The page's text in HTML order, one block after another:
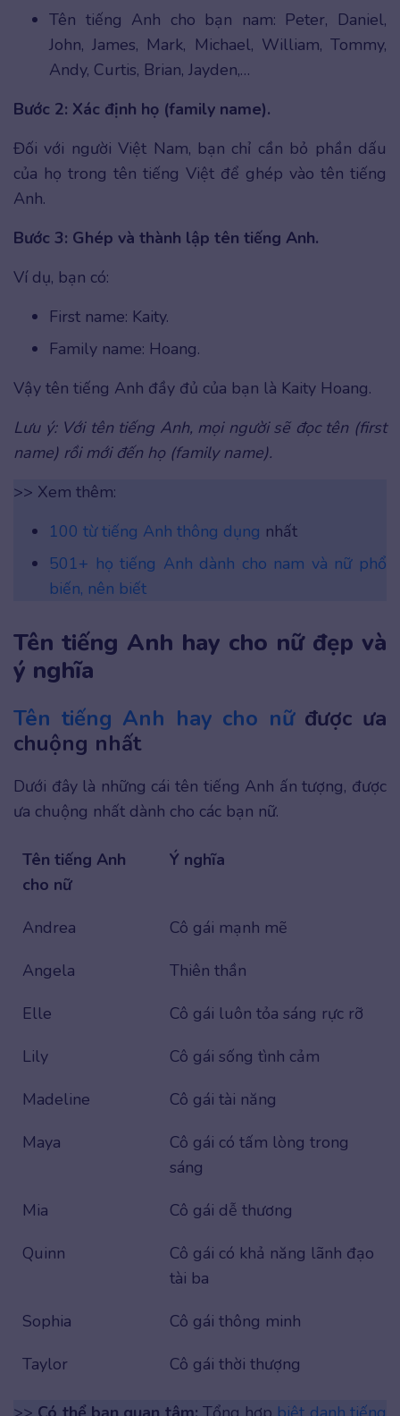
Tên tiếng Anh cho bạn nam: Peter, Daniel,
John, James, Mark, Michael, William, Tommy,
Andy, Curtis, Brian, Jayden,…
Bước 2: Xác định họ (family name).
Đối với người Việt Nam, bạn chỉ cần bỏ phần dấu
của họ trong tên tiếng Việt để ghép vào tên tiếng
Anh.
Bước 3: Ghép và thành lập tên tiếng Anh.
Ví dụ, bạn có:
First name: Kaity.
Family name: Hoang.
Vậy tên tiếng Anh đầy đủ của bạn là Kaity Hoang.
Lưu ý: Với tên tiếng Anh, mọi người sẽ đọc tên (first
name) rồi mới đến họ (family name).
>> Xem thêm:
100 từ tiếng Anh thông dụng nhất
501+ họ tiếng Anh dành cho nam và nữ phổ
biến, nên biết
Tên tiếng Anh hay cho nữ đẹp và
ý nghĩa
Tên tiếng Anh hay cho nữđược ưa
chuộng nhất
Dưới đây là những cái tên tiếng Anh ấn tượng, được
ưa chuộng nhất dành cho các bạn nữ.
Tên tiếng Anh
cho nữ
Ý nghĩa
Andrea
Cô gái mạnh mẽ
Angela
Thiên thần
Elle
Cô gái luôn tỏa sáng rực rỡ
Lily
Cô gái sống tình cảm
Madeline
Cô gái tài năng
Maya
Cô gái có tấm lòng trong
sáng
Mia
Cô gái dễ thương
Quinn
Cô gái có khả năng lãnh đạo
tài ba
Sophia
Cô gái thông minh
Taylor
Cô gái thời thượng